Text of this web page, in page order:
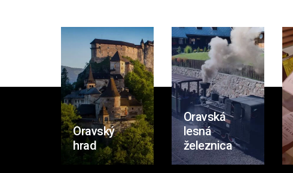
Oravský
hrad
Oravská
lesná
železnica